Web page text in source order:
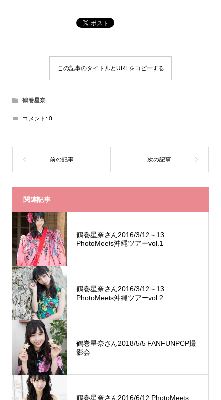
この記事のタイトルとURLをコピーする
鶴巻星奈
コメント: 0
関連記事
鶴巻星奈さん2016/3/12～13
PhotoMeets沖縄ツアーvol.1
鶴巻星奈さん2016/3/12～13
PhotoMeets沖縄ツアーvol.2
鶴巻星奈さん2018/5/5 FANFUNPOP撮
影会
鶴巻星奈さん2016/6/12 PhotoMeets